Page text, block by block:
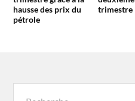
hausse des prix du
pétrole
trimestre